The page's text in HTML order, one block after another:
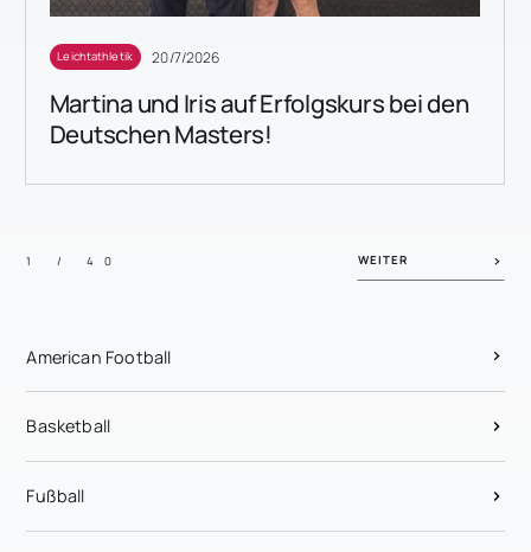
Leichtathletik 20/7/2026
Martina und Iris auf Erfolgskurs bei den
Deutschen Masters!
WEITER
1 / 40
American Football
Basketball
Fußball